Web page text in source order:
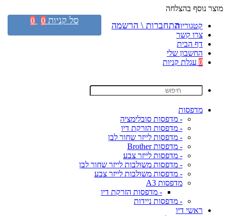
מוצר נוסף בהצלחה
קטגוריות
צרו קשר
דף הבית
החשבון שלי
0 עגלת קניות
מדפסות
- מדפסות סובלימציה
- מדפסות הזרקת דיו
- מדפסות לייזר שחור לבן
- מדפסות Brother
- מדפסות לייזר צבע
- מדפסות משולבות לייזר שחור לבן
- מדפסות משולבות לייזר צבע
מדפסות A3
- מדפסות הזרקת דיו
- מדפסות ניידות
ראשי דיו
התחברות \ הרשמה סל קניות 0
0